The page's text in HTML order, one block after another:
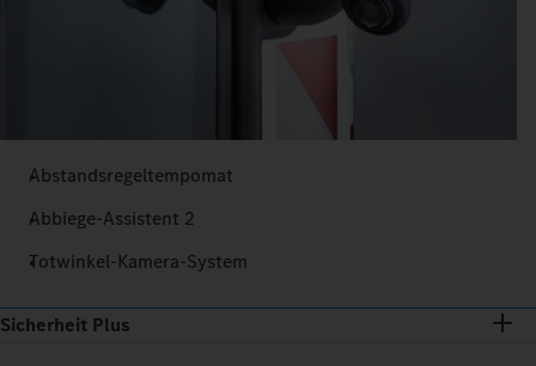
Abstandsregeltempomat
Abbiege-Assistent 2
Totwinkel-Kamera-System
Sicherheit Plus